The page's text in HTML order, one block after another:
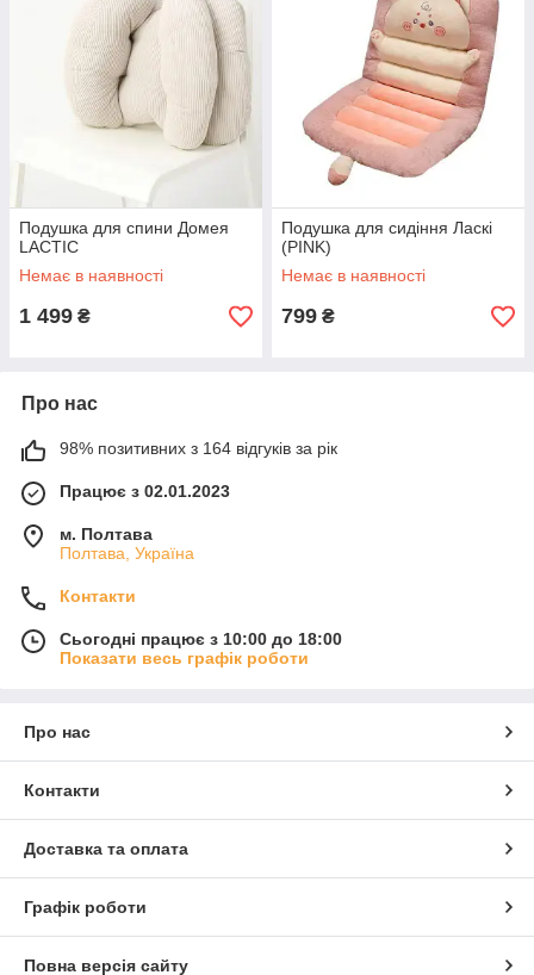
Подушка для спини Домея
LACTIC
Немає в наявності
1 499 ₴
Подушка для сидіння Ласкі
(PINK)
Немає в наявності
799 ₴
Про нас
98% позитивних з 164 відгуків за рік
Працює з 02.01.2023
м. Полтава
Полтава, Україна
Контакти
Сьогодні працює з 10:00 до 18:00
Показати весь графік роботи
Про нас
Контакти
Доставка та оплата
Графік роботи
Повна версія сайту